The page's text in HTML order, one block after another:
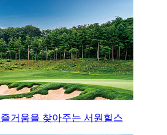
거움을 찾아주는 서원힐스